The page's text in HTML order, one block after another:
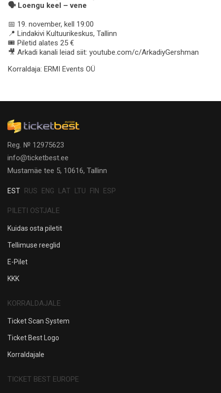
🗣 Loengu keel – vene
📅 19. november, kell 19:00
📍 Lindakivi Kultuurikeskus, Tallinn
🎟️ Piletid alates 25 €
🎥 Arkadi kanali leiad siit: youtube.com/c/ArkadiyGershman
Korraldaja: ERMI Events OÜ
Reg. № 12975623
info@ticketbest.ee
Mustamäe tee 5, 10616, Tallinn
EST RUS ENG LAT LTU FIN ESP
PILETI OSTJALE
Kuidas osta piletit
Tellimuse reeglid
E-Pilet
KKK
KORRALDAJALE
Ticket Scan System
Ticket Best Logo
Korraldajale
TICKET BEST EUROPE